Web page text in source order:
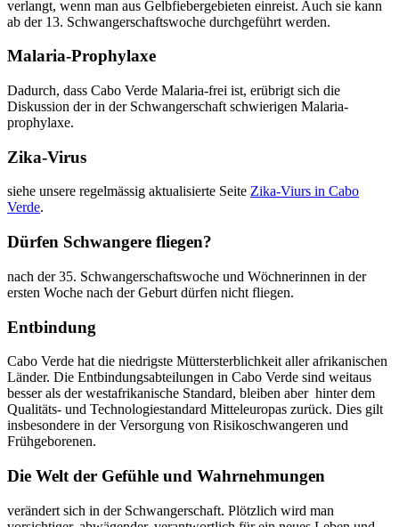
verlangt, wenn man aus Gelbfiebergebieten einreist. Auch sie kann
ab der 13. Schwangerschaftswoche durchgeführt werden.
Malaria-Prophylaxe
Dadurch, dass Cabo Verde Malaria-frei ist, erübrigt sich die
Diskussion der in der Schwangerschaft schwierigen Malaria-
prophylaxe.
Zika-Virus
siehe unsere regelmässig aktualisierte Seite Zika-Viurs in Cabo
Verde.
Dürfen Schwangere fliegen?
nach der 35. Schwangerschaftswoche und Wöchnerinnen in der
ersten Woche nach der Geburt dürfen nicht fliegen.
Entbindung
Cabo Verde hat die niedrigste Müttersterblichkeit aller afrikanischen
Länder. Die Entbindungsabteilungen in Cabo Verde sind weitaus
besser als der westafrikanische Standard, bleiben aber hinter dem
Qualitäts- und Technologiestandard Mitteleuropas zurück. Dies gilt
insbesondere in der Versorgung von Risikoschwangeren und
Frühgeborenen.
Die Welt der Gefühle und Wahrnehmungen
verändert sich in der Schwangerschaft. Plötzlich wird man